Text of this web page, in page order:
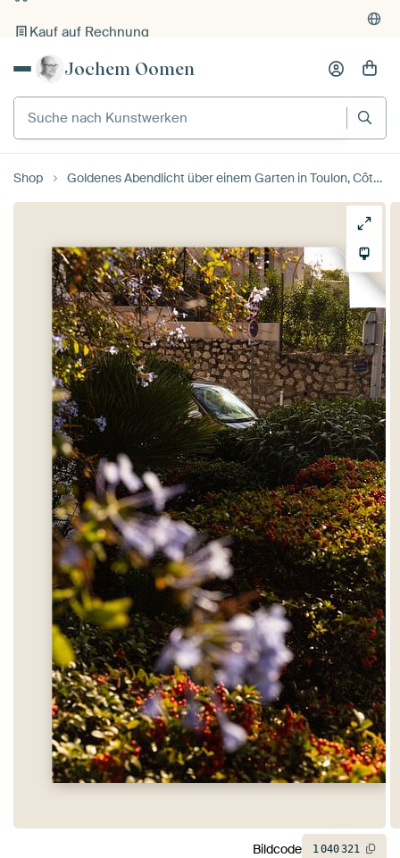
Individueller Druck auf Bestellung
Jochem Oomen
Suche nach Kunstwerken
Shop Goldenes Abendlicht über einem Garten in Toulon, Côte d'Azur, Frankreich
Bildcode 1040321